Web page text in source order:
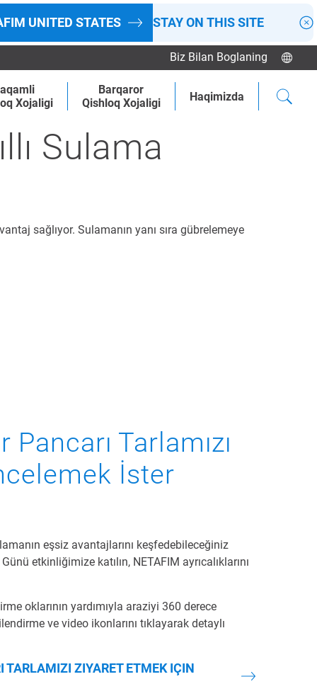
UNITED STATES STAY ON THIS SITE
Xojaligi
Barqaror
Qishloq Xojaligi
Haqimizda
Biz Bilan Boglaning
Sulama
sağlıyor. Sulamanın yanı sıra gübrelemeye
Tarlamızı
İster
eşsiz avantajlarını keşfedebileceğiniz
etkinliğimize katılın, NETAFIM ayrıcalıklarını
oklarının yardımıyla araziyi 360 derece
ve video ikonlarını tıklayarak detaylı
TARLAMIZI ZIYARET ETMEK IÇIN